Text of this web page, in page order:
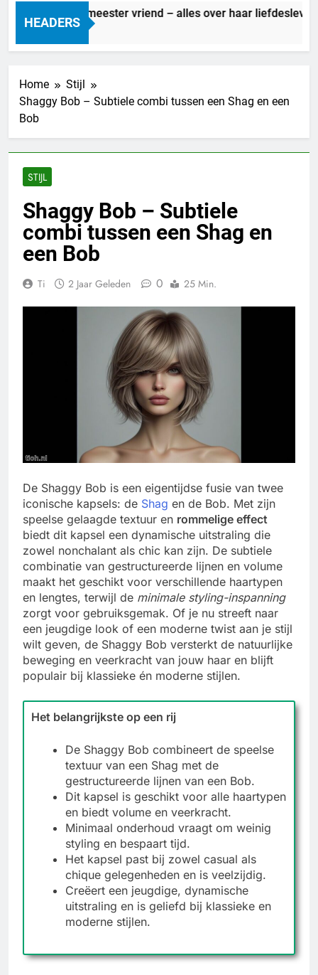
HEADERS
Marit Bouwmeester vriend – alles over haar liefdesleven
1 Dag Geleden
Home
Stijl
Shaggy Bob – Subtiele combi tussen een Shag en een
Bob
STIJL
Shaggy Bob – Subtiele
combi tussen een Shag en
een Bob
Ti 2 Jaar Geleden 0 25 Min.
De Shaggy Bob is een eigentijdse fusie van twee
iconische kapsels: de Shag en de Bob. Met zijn
speelse gelaagde textuur en rommelige effect
biedt dit kapsel een dynamische uitstraling die
zowel nonchalant als chic kan zijn. De subtiele
combinatie van gestructureerde lijnen en volume
maakt het geschikt voor verschillende haartypen
en lengtes, terwijl de minimale styling-inspanning
zorgt voor gebruiksgemak. Of je nu streeft naar
een jeugdige look of een moderne twist aan je stijl
wilt geven, de Shaggy Bob versterkt de natuurlijke
beweging en veerkracht van jouw haar en blijft
populair bij klassieke én moderne stijlen.
Het belangrijkste op een rij
De Shaggy Bob combineert de speelse
textuur van een Shag met de
gestructureerde lijnen van een Bob.
Dit kapsel is geschikt voor alle haartypen
en biedt volume en veerkracht.
Minimaal onderhoud vraagt om weinig
styling en bespaart tijd.
Het kapsel past bij zowel casual als
chique gelegenheden en is veelzijdig.
Creëert een jeugdige, dynamische
uitstraling en is geliefd bij klassieke en
moderne stijlen.